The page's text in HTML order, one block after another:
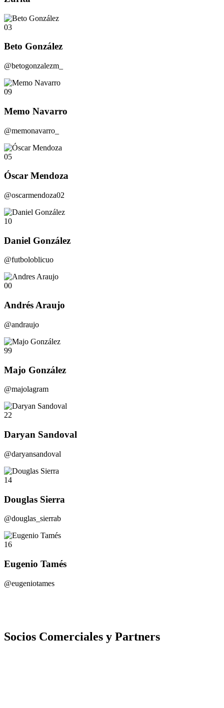
03
Beto González
@betogonzalezm_
09
Memo Navarro
@memonavarro_
05
Óscar Mendoza
@oscarmendoza02
10
Daniel González
@futboloblicuo
00
Andrés Araujo
@andraujo
99
Majo González
@majolagram
22
Daryan Sandoval
@daryansandoval
14
Douglas Sierra
@douglas_sierrab
16
Eugenio Tamés
@eugeniotames
Socios Comerciales y Partners